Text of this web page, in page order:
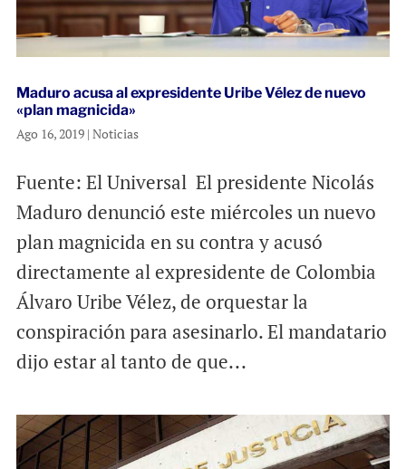
Maduro acusa al expresidente Uribe Vélez de nuevo
«plan magnicida»
Ago 16, 2019| Noticias
Fuente: El Universal El presidente Nicolás
Maduro denunció este miércoles un nuevo
plan magnicida en su contra y acusó
directamente al expresidente de Colombia
Álvaro Uribe Vélez, de orquestar la
conspiración para asesinarlo. El mandatario
dijo estar al tanto de que...